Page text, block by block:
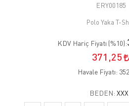
ERY00185
Polo Yaka T-
KDV Hariç Fiyatı (%10):
371,25
Havale Fiyatı:
BEDEN: